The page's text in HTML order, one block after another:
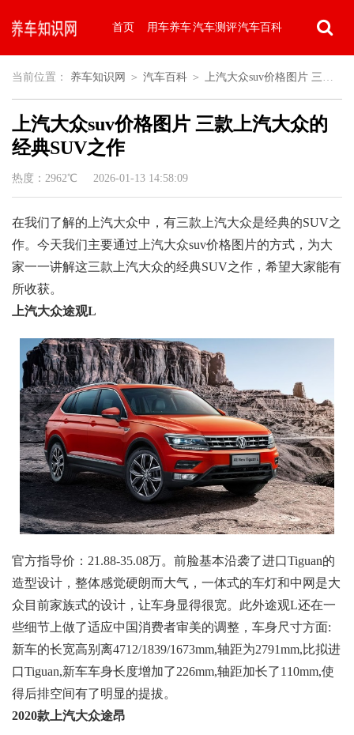
首页 用车养车汽车测评汽车百科
当前位置： 养车知识网 ＞ 汽车百科 ＞ 上汽大众suv价格图片 三款
上汽大众的经典SUV之作
上汽大众suv价格图片 三款上汽大众的
经典SUV之作
热度：2962℃ 2026-01-13 14:58:09
在我们了解的上汽大众中，有三款上汽大众是经典的SUV之
作。今天我们主要通过上汽大众suv价格图片的方式，为大
家一一讲解这三款上汽大众的经典SUV之作，希望大家能有
所收获。
上汽大众途观L
官方指导价：21.88-35.08万。前脸基本沿袭了进口Tiguan的
造型设计，整体感觉硬朗而大气，一体式的车灯和中网是大
众目前家族式的设计，让车身显得很宽。此外途观L还在一
些细节上做了适应中国消费者审美的调整，车身尺寸方面:
新车的长宽高别离4712/1839/1673mm,轴距为2791mm,比拟进
口Tiguan,新车车身长度增加了226mm,轴距加长了110mm,使
得后排空间有了明显的提拔。
2020款上汽大众途昂